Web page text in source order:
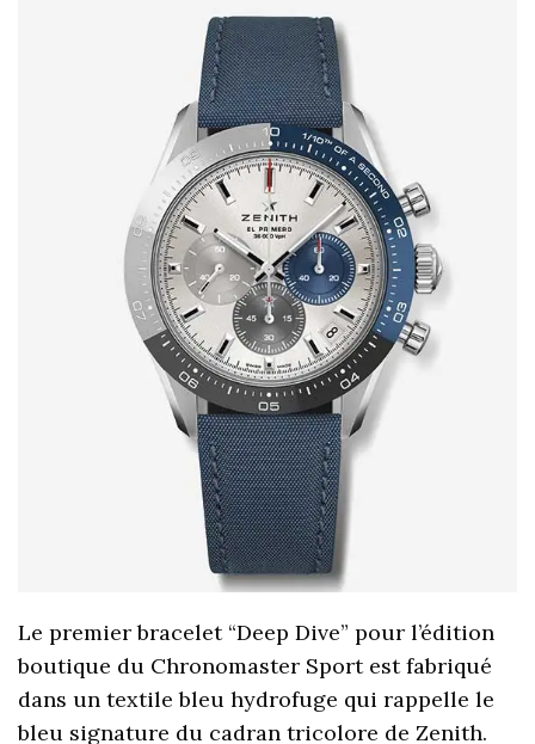
Le premier bracelet “Deep Dive” pour l’édition
boutique du Chronomaster Sport est fabriqué
dans un textile bleu hydrofuge qui rappelle le
bleu signature du cadran tricolore de Zenith.